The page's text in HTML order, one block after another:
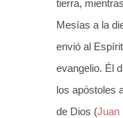
tierra,
Mesías a la
envió al
evangelio. Él
los apóstoles
de Dios (Juan